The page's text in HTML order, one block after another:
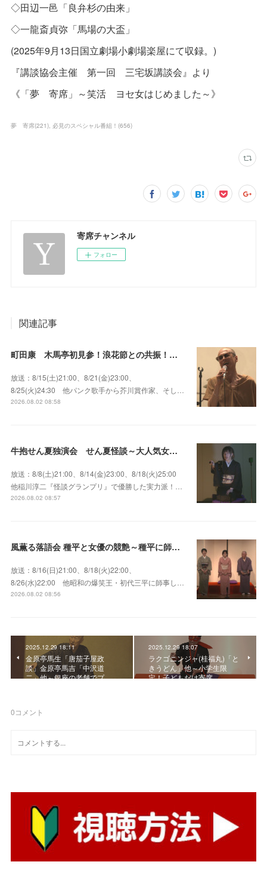
◇田辺一邑「良弁杉の由来」
◇一龍斎貞弥「馬場の大盃」
(2025年9月13日国立劇場小劇場楽屋にて収録。)
『講談協会主催 第一回 三宅坂講談会』より
《「夢 寄席」～笑活 ヨセ女はじめました～》
夢 寄席(221) 必見のスペシャル番組！ (656)
寄席チャンネル
フォロー
関連記事
町田康 木馬亭初見参！浪花節との共振！～マチダ地蔵尊 他
放送：8/15(土)21:00、8/21(金)23:00、
8/25(火)24:30 他パンク歌手から芥川賞作家、そし…
2026.08.02 08:58
牛抱せん夏独演会 せん夏怪談～大人気女性怪談師とっておきの背筋も凍る…
放送：8/8(土)21:00、8/14(金)23:00、8/18(火)25:00
他稲川淳二『怪談グランプリ』で優勝した実力派！…
2026.08.02 08:57
風薫る落語会 種平と女優の競艶～種平に師事した女優たちが百花繚乱に咲き誇る大人気落語会
放送：8/16(日)21:00、8/18(火)22:00、
8/26(水)22:00 他昭和の爆笑王・初代三平に師事し…
2026.08.02 08:56
2025.12.29 18:11
金原亭馬生「唐茄子屋政
談」金原亭馬吉「中沢道
二」他～銀座の老舗でプ…
2025.12.29 18:07
ラクゴニンジャ(桂福丸)「と
きうどん」他～小学生限
定！子どもだけ寄席
0コメント